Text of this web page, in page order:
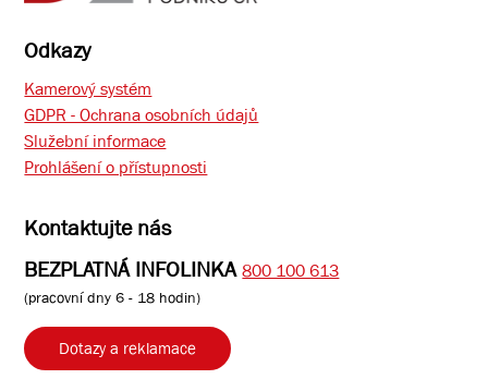
Odkazy
Kamerový systém
GDPR - Ochrana osobních údajů
Služební informace
Prohlášení o přístupnosti
Kontaktujte nás
BEZPLATNÁ INFOLINKA 800 100 613
(pracovní dny 6 - 18 hodin)
Dotazy a reklamace